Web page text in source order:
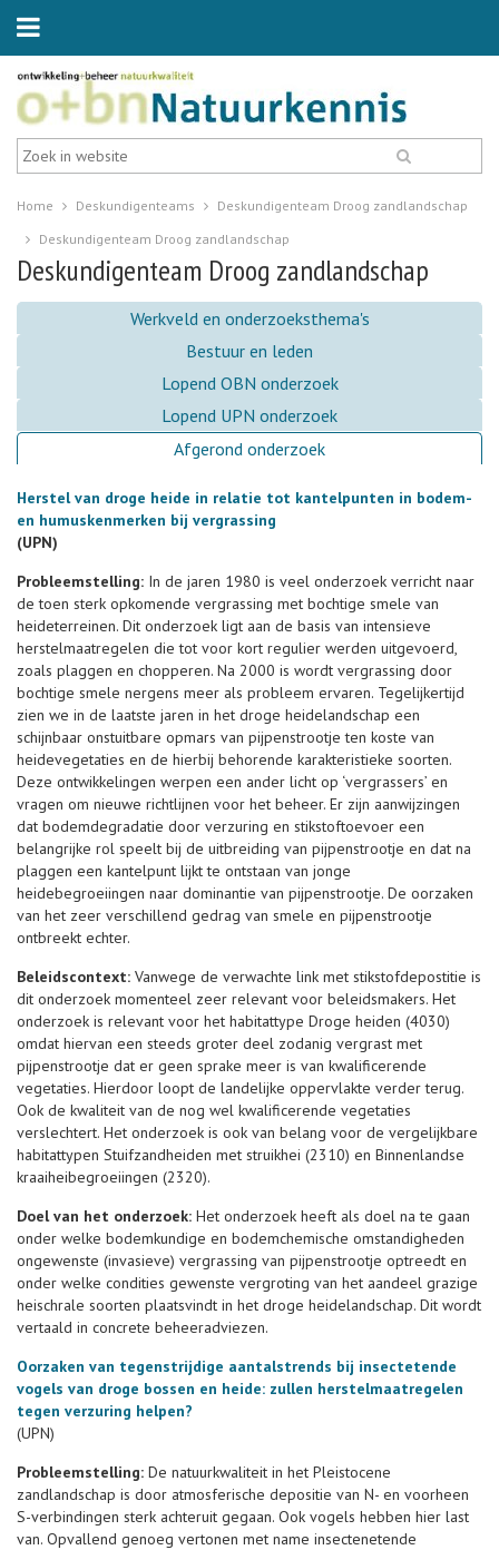
Home Deskundigenteams
Deskundigenteam Droog zandlandschap
Deskundigenteam Droog zandlandschap
Deskundigenteam Droog zandlandschap
Werkveld en onderzoeksthema's
Bestuur en leden
Lopend OBN onderzoek
Lopend UPN onderzoek
Afgerond onderzoek
Herstel van droge heide in relatie tot kantelpunten in bodem-
en humuskenmerken bij vergrassing
(UPN)
Probleemstelling: In de jaren 1980 is veel onderzoek verricht naar
de toen sterk opkomende vergrassing met bochtige smele van
heideterreinen. Dit onderzoek ligt aan de basis van intensieve
herstelmaatregelen die tot voor kort regulier werden uitgevoerd,
zoals plaggen en chopperen. Na 2000 is wordt vergrassing door
bochtige smele nergens meer als probleem ervaren. Tegelijkertijd
zien we in de laatste jaren in het droge heidelandschap een
schijnbaar onstuitbare opmars van pijpenstrootje ten koste van
heidevegetaties en de hierbij behorende karakteristieke soorten.
Deze ontwikkelingen werpen een ander licht op ‘vergrassers’ en
vragen om nieuwe richtlijnen voor het beheer. Er zijn aanwijzingen
dat bodemdegradatie door verzuring en stikstoftoevoer een
belangrijke rol speelt bij de uitbreiding van pijpenstrootje en dat na
plaggen een kantelpunt lijkt te ontstaan van jonge
heidebegroeiingen naar dominantie van pijpenstrootje. De oorzaken
van het zeer verschillend gedrag van smele en pijpenstrootje
ontbreekt echter.
Beleidscontext: Vanwege de verwachte link met stikstofdepostitie is
dit onderzoek momenteel zeer relevant voor beleidsmakers. Het
onderzoek is relevant voor het habitattype Droge heiden (4030)
omdat hiervan een steeds groter deel zodanig vergrast met
pijpenstrootje dat er geen sprake meer is van kwalificerende
vegetaties. Hierdoor loopt de landelijke oppervlakte verder terug.
Ook de kwaliteit van de nog wel kwalificerende vegetaties
verslechtert. Het onderzoek is ook van belang voor de vergelijkbare
habitattypen Stuifzandheiden met struikhei (2310) en Binnenlandse
kraaiheibegroeiingen (2320).
Doel van het onderzoek: Het onderzoek heeft als doel na te gaan
onder welke bodemkundige en bodemchemische omstandigheden
ongewenste (invasieve) vergrassing van pijpenstrootje optreedt en
onder welke condities gewenste vergroting van het aandeel grazige
heischrale soorten plaatsvindt in het droge heidelandschap. Dit wordt
vertaald in concrete beheeradviezen.
Oorzaken van tegenstrijdige aantalstrends bij insectetende
vogels van droge bossen en heide: zullen herstelmaatregelen
tegen verzuring helpen?
(UPN)
Probleemstelling: De natuurkwaliteit in het Pleistocene
zandlandschap is door atmosferische depositie van N- en voorheen
S-verbindingen sterk achteruit gegaan. Ook vogels hebben hier last
van. Opvallend genoeg vertonen met name insectenetende